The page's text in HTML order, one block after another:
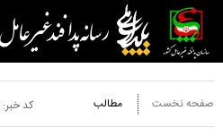
صفحه نخست مطالب کد خبر: